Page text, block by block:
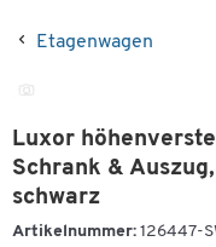
Etagenwagen
Luxor
Schrank &
schwarz
Artikelnummer: 126447-